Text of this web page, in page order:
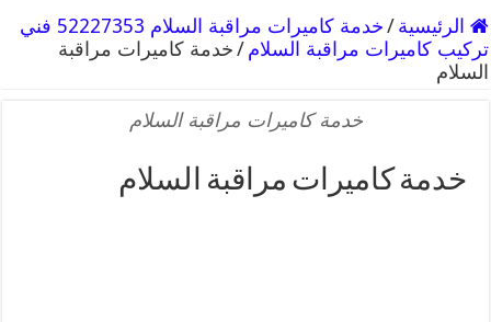
الرئيسية /
خدمة كاميرات مراقبة السلام 52227353 فني
تركيب كاميرات مراقبة السلام /خدمة كاميرات مراقبة
السلام
خدمة كاميرات مراقبة السلام
خدمة كاميرات مراقبة السلام